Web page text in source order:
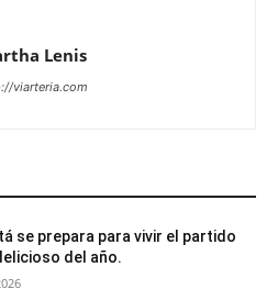
Lenis
viarteria.com
se prepara para vivir el partido
del año.